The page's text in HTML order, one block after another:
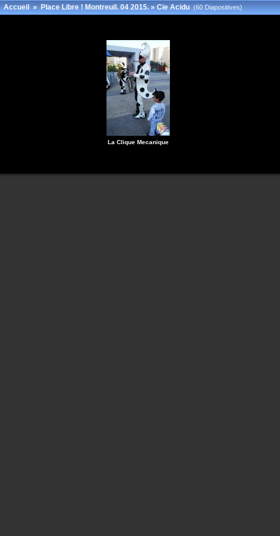
Accueil»Place Libre ! Montreuil. 04 2015.»Cie Acidu (60 Diapositives)
La Clique Mecanique